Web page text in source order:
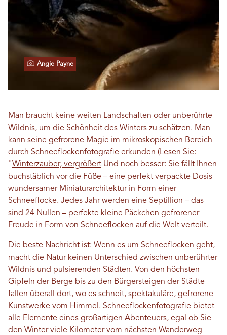
Angie Payne
Man braucht keine weiten Landschaften oder unberührte
Wildnis, um die Schönheit des Winters zu schätzen. Man
kann seine gefrorene Magie im mikroskopischen Bereich
durch Schneeflockenfotografie erkunden (Lesen Sie:
"Winterzauber, vergrößert Und noch besser: Sie fällt Ihnen
buchstäblich vor die Füße – eine perfekt verpackte Dosis
wundersamer Miniaturarchitektur in Form einer
Schneeflocke. Jedes Jahr werden eine Septillion – das
sind 24 Nullen – perfekte kleine Päckchen gefrorener
Freude in Form von Schneeflocken auf die Welt verteilt.
Die beste Nachricht ist: Wenn es um Schneeflocken geht,
macht die Natur keinen Unterschied zwischen unberührter
Wildnis und pulsierenden Städten. Von den höchsten
Gipfeln der Berge bis zu den Bürgersteigen der Städte
fallen überall dort, wo es schneit, spektakuläre, gefrorene
Kunstwerke vom Himmel. Schneeflockenfotografie bietet
alle Elemente eines großartigen Abenteuers, egal ob Sie
den Winter viele Kilometer vom nächsten Wanderweg